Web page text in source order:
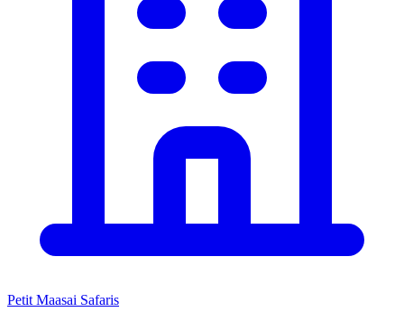
Petit Maasai Safaris